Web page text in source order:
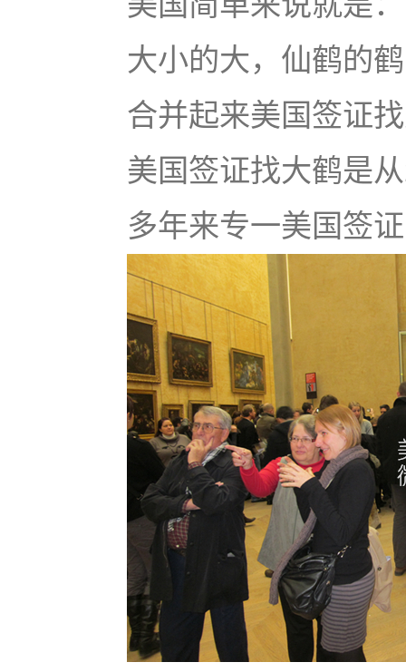
大小的大，仙鹤的
合并起来美国签证
美国签证找大鹤是
多年来专一美国签